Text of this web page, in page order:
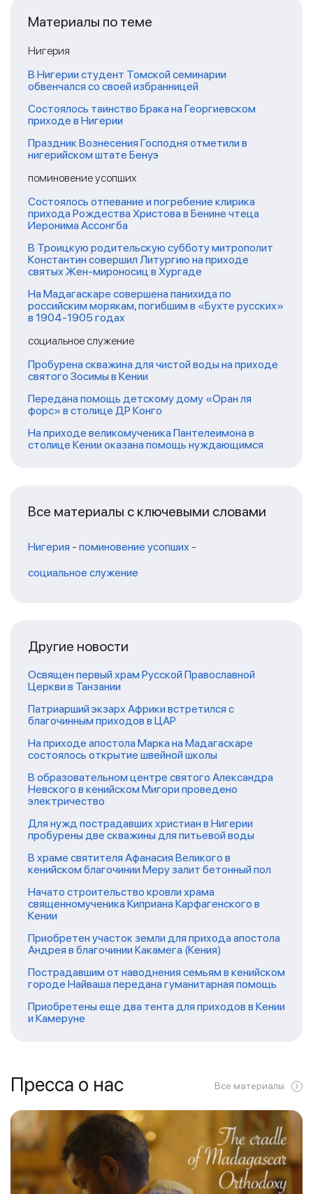
Материалы по теме
Нигерия
В Нигерии студент Томской семинарии
обвенчался со своей избранницей
Состоялось таинство Брака на Георгиевском
приходе в Нигерии
Праздник Вознесения Господня отметили в
нигерийском штате Бенуэ
поминовение усопших
Состоялось отпевание и погребение клирика
прихода Рождества Христова в Бенине чтеца
Иеронима Ассонгба
В Троицкую родительскую субботу митрополит
Константин совершил Литургию на приходе
святых Жен-мироносиц в Хургаде
На Мадагаскаре совершена панихида по
российским морякам, погибшим в «Бухте русских»
в 1904-1905 годах
социальное служение
Пробурена скважина для чистой воды на приходе
святого Зосимы в Кении
Передана помощь детскому дому «Оран ля
форс» в столице ДР Конго
На приходе великомученика Пантелеимона в
столице Кении оказана помощь нуждающимся
Все материалы с ключевыми словами
Нигерия - поминовение усопших -
социальное служение
Другие новости
Освящен первый храм Русской Православной
Церкви в Танзании
Патриарший экзарх Африки встретился с
благочинным приходов в ЦАР
На приходе апостола Марка на Мадагаскаре
состоялось открытие швейной школы
В образовательном центре святого Александра
Невского в кенийском Мигори проведено
электричество
Для нужд пострадавших христиан в Нигерии
пробурены две скважины для питьевой воды
В храме святителя Афанасия Великого в
кенийском благочинии Меру залит бетонный пол
Начато строительство кровли храма
священномученика Киприана Карфагенского в
Кении
Приобретен участок земли для прихода апостола
Андрея в благочинии Какамега (Кения)
Пострадавшим от наводнения семьям в кенийском
городе Найваша передана гуманитарная помощь
Приобретены еще два тента для приходов в Кении
и Камеруне
Пресса о нас Все материалы